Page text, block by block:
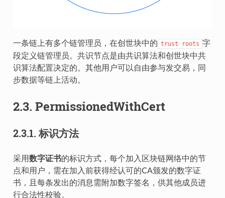
一条链上有多个链管理员，在创世块中的 trust roots 字
段定义链管理员。共识节点是由共识算法和创世块中共
识算法配置决定的。其他用户可以自由参与发交易，同
步数据等链上活动。
2.3. PermissionedWithCert
2.3.1. 标识方法
采用数字证书的标识方式，每个加入区块链网络中的节
点和用户，需在加入前获得经认可的CA颁发的数字证
书，且每条发出的消息需附加数字签名，供其他成员进
行合法性校验。